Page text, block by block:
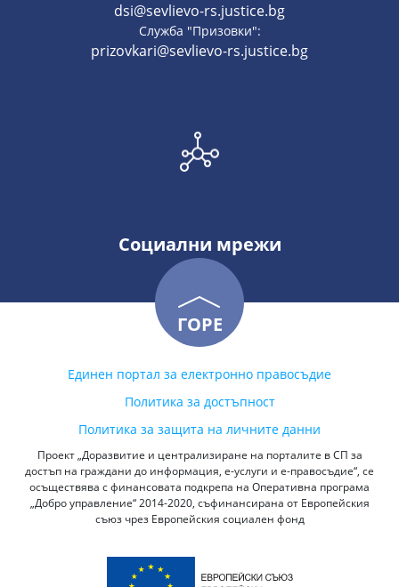
dsi@sevlievo-rs.justice.bg
Служба "Призовки":
prizovkari@sevlievo-rs.justice.bg
Социални мрежи
ГОРЕ
Единен портал за електронно правосъдие
Политика за достъпност
Политика за защита на личните данни
Проект „Доразвитие и централизиране на порталите в СП за
достъп на граждани до информация, е-услуги и е-правосъдие“, се
осъществява с финансовата подкрепа на Оперативна програма
„Добро управление“ 2014-2020, съфинансирана от Европейския
съюз чрез Европейския социален фонд